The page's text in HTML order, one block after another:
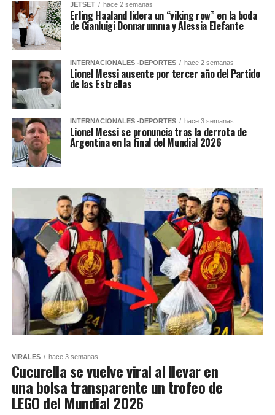
JETSET hace 2 semanas
Erling Haaland lidera un “viking row” en la boda
de Gianluigi Donnarumma y Alessia Elefante
INTERNACIONALES -DEPORTES hace 2 semanas
Lionel Messi ausente por tercer año del Partido
de las Estrellas
INTERNACIONALES -DEPORTES hace 3 semanas
Lionel Messi se pronuncia tras la derrota de
Argentina en la final del Mundial 2026
VIRALES hace 3 semanas
Cucurella se vuelve viral al llevar en
una bolsa transparente un trofeo de
LEGO del Mundial 2026